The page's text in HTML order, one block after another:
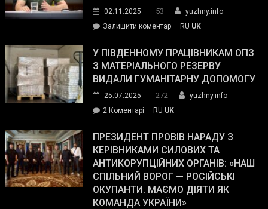
02.11.2025 53
yuzhny.info
Залишити коментарon
завойовує
симпатії
виборців
The
Street
Journal.
RU UK
У ПІВДЕННОМУ ПРАЦІВНИКАМ ОПЗ
З МАТЕРІАЛЬНОГО РЕЗЕРВУ
ВИДАЛИ ГУМАНІТАРНУ ДОПОМОГУ
25.07.2025 272
yuzhny.info
2 Коментарі
Південному
працівникам
ОПЗ
з
матеріального
резерву
RU UK
ПРЕЗИДЕНТ ПРОВІВ НАРАДУ З
КЕРІВНИКАМИ СИЛОВИХ ТА
АНТИКОРУПЦІЙНИХ ОРГАНІВ: «НАШ
СПІЛЬНИЙ ВОРОГ — РОСІЙСЬКІ
ОКУПАНТИ. МАЄМО ДІЯТИ ЯК
КОМАНДА УКРАЇНИ»